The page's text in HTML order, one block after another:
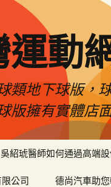
運動
類地下球版，
版擁有實體店
吳紹琥醫師如何通過高端
公司 德尚汽車助